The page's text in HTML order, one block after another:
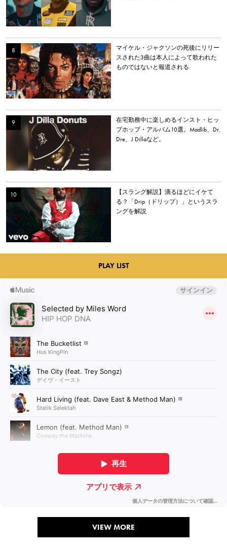
マイケル・ジャクソンの死後にリリー
スされた3曲は本人によって歌われた
ものではないと報道される
在宅勤務中に楽しめるインスト・ヒッ
プホップ・アルバム10選。Madlib、Dr.
Dre、J Dillaなど。
【スラング解説】滴るほどにイケて
る？「Drip（ドリップ）」というスラ
ングを解説
PLAY LIST
VIEW MORE